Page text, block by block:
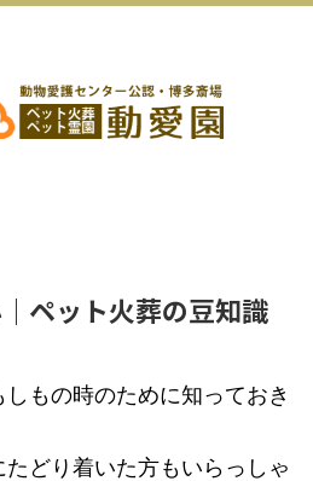
ペット火葬の豆知識
しもの時のために知っておき
どり着いた方もいらっしゃ